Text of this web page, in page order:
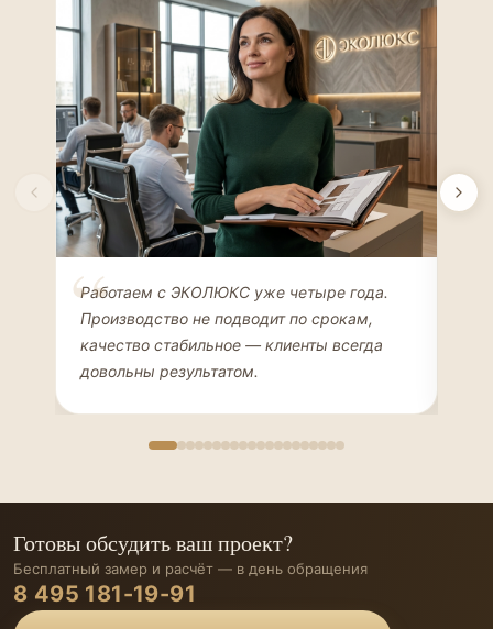
Елена Соколова
ДИЗАЙНЕР ИНТЕРЬЕРОВ
Работаем с ЭКОЛЮКС уже четыре года.
Производство не подводит по срокам,
качество стабильное — клиенты всегда
довольны результатом.
Готовы обсудить ваш проект?
Бесплатный замер и расчёт — в день обращения
8 495 181-19-91